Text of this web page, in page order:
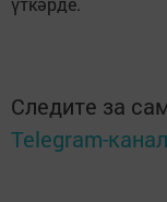
Следите за
Telegram-